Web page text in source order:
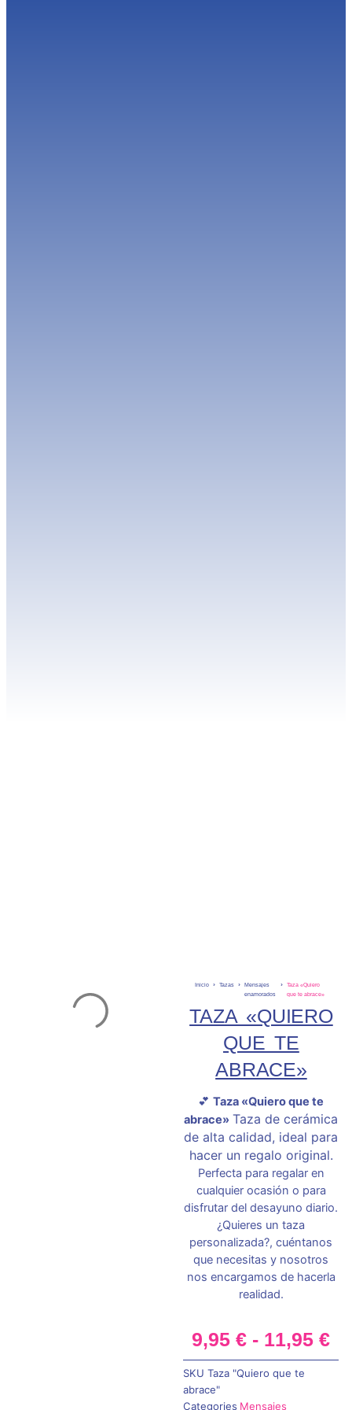
Inicio Tazas
Mensajes
enamorados
Taza «Quiero
que te abrace»
TAZA «QUIERO
QUE TE
ABRACE»
💕Taza «Quiero que te
abrace» Taza de cerámica
de alta calidad, ideal para
hacer un regalo original.
Perfecta para regalar en
cualquier ocasión o para
disfrutar del desayuno diario.
¿Quieres un taza
personalizada?, cuéntanos
que necesitas y nosotros
nos encargamos de hacerla
realidad.
9,95€ - 11,95€
SKUTaza "Quiero que te
abrace"
Categories Mensajes